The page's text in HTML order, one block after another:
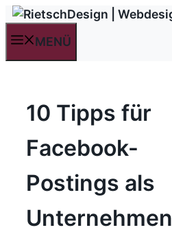
Zum
springenMENÜ
10 Tipps für
Facebook-
Postings als
Unternehmen